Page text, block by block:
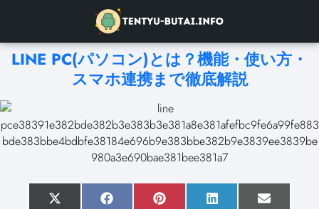
LINE PC(パソコン)とは？機能・使い方・
スマホ連携まで徹底解説
SX SF SP SL SE